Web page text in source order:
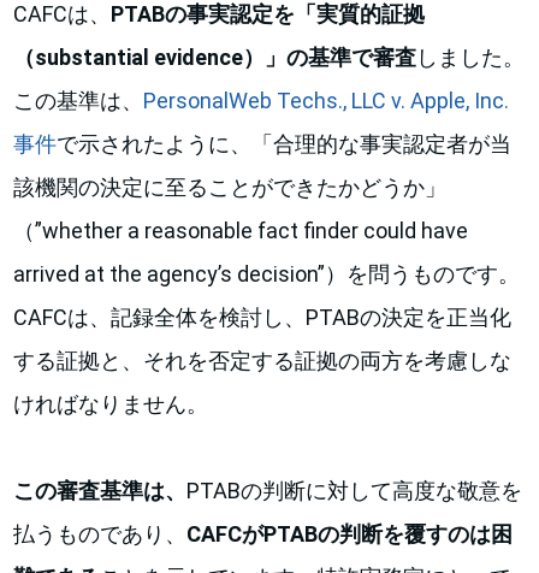
CAFCは、 PTABの事実認定を「実質的証拠
（substantial evidence）」の基準で審査しました。
この基準は、 PersonalWeb Techs., LLC v. Apple, Inc.
事件で示されたように、「合理的な事実認定者が当
該機関の決定に至ることができたかどうか」
（”whether a reasonable fact finder could have
arrived at the agency’s decision”）を問うものです。
CAFCは、記録全体を検討し、PTABの決定を正当化
する証拠と、それを否定する証拠の両方を考慮しな
ければなりません。
この審査基準は、 PTABの判断に対して高度な敬意を
払うものであり、 CAFCがPTABの判断を覆すのは困